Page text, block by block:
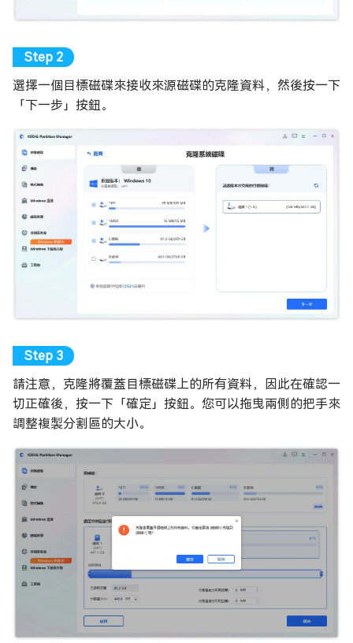
選擇一個目標磁碟來接收來源磁碟的克隆資料，然後按一下
「下一步」按鈕。
請注意，克隆將覆蓋目標磁碟上的所有資料，因此在確認一
切正確後，按一下「確定」按鈕。您可以拖曳兩側的把手來
調整複製分割區的大小。